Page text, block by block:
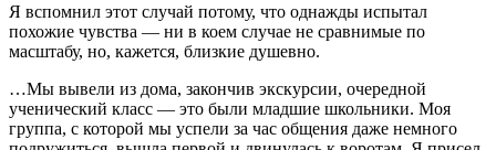
Я вспомнил этот случай потому, что однажды испытал
похожие чувства — ни в коем случае не сравнимые по
масштабу, но, кажется, близкие душевно.
…Мы вывели из дома, закончив экскурсии, очередной
ученический класс — это были младшие школьники. Моя
группа, с которой мы успели за час общения даже немного